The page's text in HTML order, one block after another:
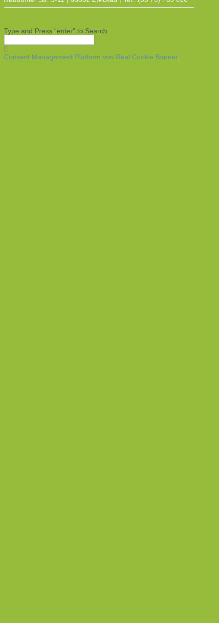
Type and Press “enter” to Search
Consent Management Platform von Real Cookie Banner